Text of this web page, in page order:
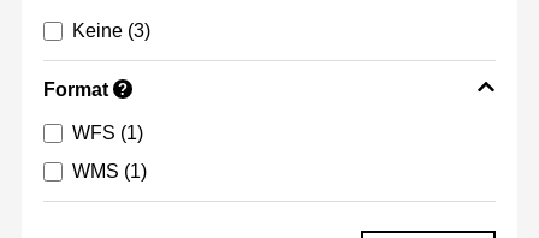
Keine (3)
Format ?
WFS (1)
WMS (1)